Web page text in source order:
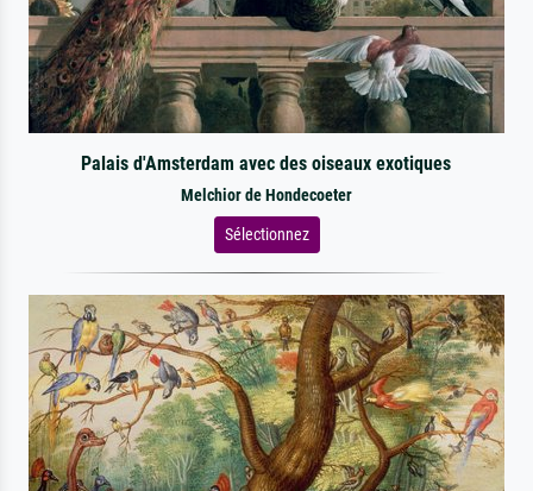
Palais d'Amsterdam avec des oiseaux exotiques
Melchior de Hondecoeter
Sélectionnez